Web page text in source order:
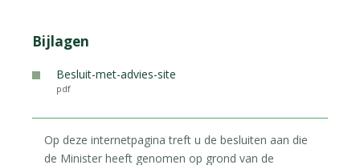
Bijlagen
Besluit-met-advies-site
pdf
Op deze internetpagina treft u de besluiten aan die
de Minister heeft genomen op grond van de